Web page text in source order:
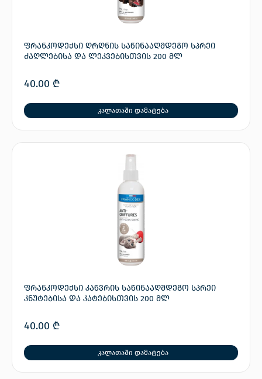
ფრანკოდექსი ღრღნის საწინააღმდეგო სპრეი
ძაღლებისა და ლეკვებისთვის 200 მლ
40.00 ₾
კალათაში დამატება
ფრანკოდექსი კაწვრის საწინააღმდეგო სპრეი
კნუტებისა და კატებისთვის 200 მლ
40.00 ₾
კალათაში დამატება